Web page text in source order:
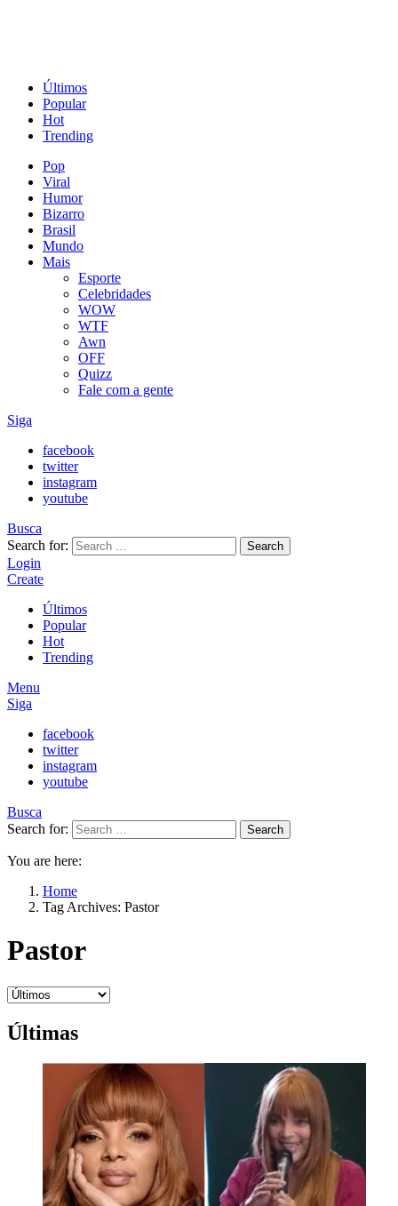
Últimos
Popular
Hot
Trending
Pop
Viral
Humor
Bizarro
Brasil
Mundo
Mais
Esporte
Celebridades
WOW
WTF
Awn
OFF
Quizz
Fale com a gente
Siga
facebook
twitter
instagram
youtube
Busca
Search for:
Search
Login
Create
Últimos
Popular
Hot
Trending
Menu
Siga
facebook
twitter
instagram
youtube
Busca
Search for:
Search
You are here:
Home
Tag Archives: Pastor
Pastor
Últimas